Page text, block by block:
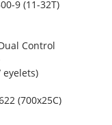
9 (11-32T)
Control
eyelets)
(700x25C)